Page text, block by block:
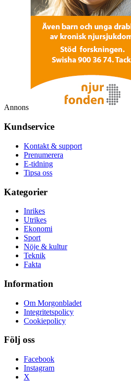
Annons
Kundservice
Kontakt & support
Prenumerera
E-tidning
Tipsa oss
Kategorier
Inrikes
Utrikes
Ekonomi
Sport
Nöje & kultur
Teknik
Fakta
Information
Om Morgonbladet
Integritetspolicy
Cookiepolicy
Följ oss
Facebook
Instagram
X